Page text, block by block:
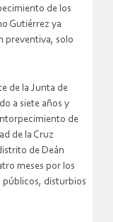
de los
Gutiérrez ya
preventiva, solo
de la Junta de
a siete años y
de
de la Cruz
de Deán
meses por los
públicos, disturbios